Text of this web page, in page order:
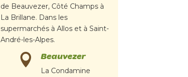
de Beauvezer, Côté Champs à
La Brillane. Dans les
supermarchés à Allos et à Saint-
André-les-Alpes.
 Beauvezer
La Condamine